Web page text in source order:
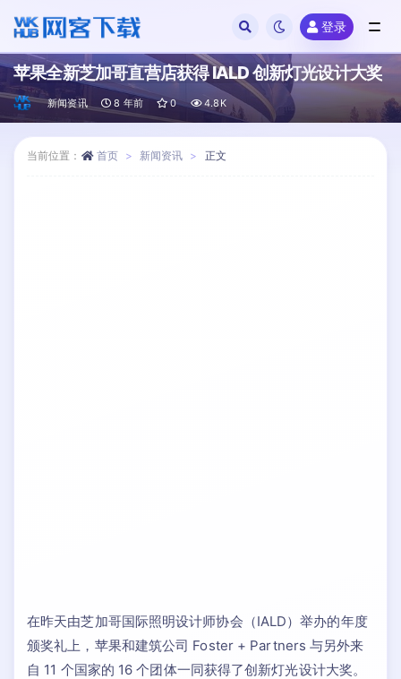
登录
苹果全新芝加哥直营店获得 IALD 创新灯光设计大奖
新闻资讯 8 年前 0 4.8K
当前位置： 首页 新闻资讯 正文
在昨天由芝加哥国际照明设计师协会（IALD）举办的年度
颁奖礼上，苹果和建筑公司 Foster + Partners 与另外来
自 11 个国家的 16 个团体一同获得了创新灯光设计大奖。
全部